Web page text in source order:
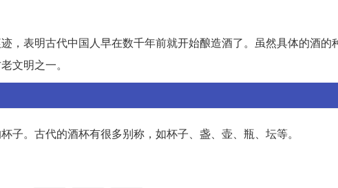
，表明古代中国人早在数千年前就开始酿造酒了。虽然具体的酒的
文明之一。
。古代的酒杯有很多别称，如杯子、盏、壶、瓶、坛等。